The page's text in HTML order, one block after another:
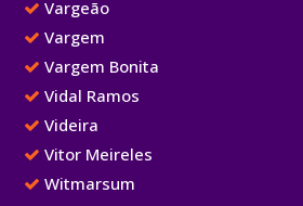
Vargeão
Vargem
Vargem Bonita
Vidal Ramos
Videira
Vitor Meireles
Witmarsum